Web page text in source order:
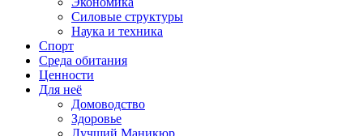
Силовые структуры
Наука и техника
Спорт
Среда обитания
Ценности
Для неё
Домоводство
Здоровье
Лучший Маникюр